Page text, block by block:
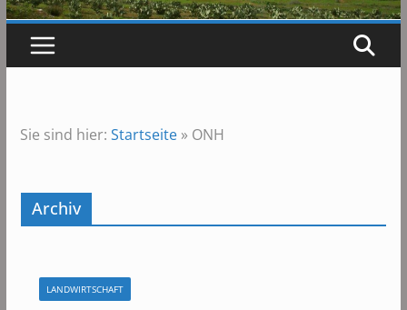
Sie sind hier: Startseite» ONH
Archiv
LANDWIRTSCHAFT